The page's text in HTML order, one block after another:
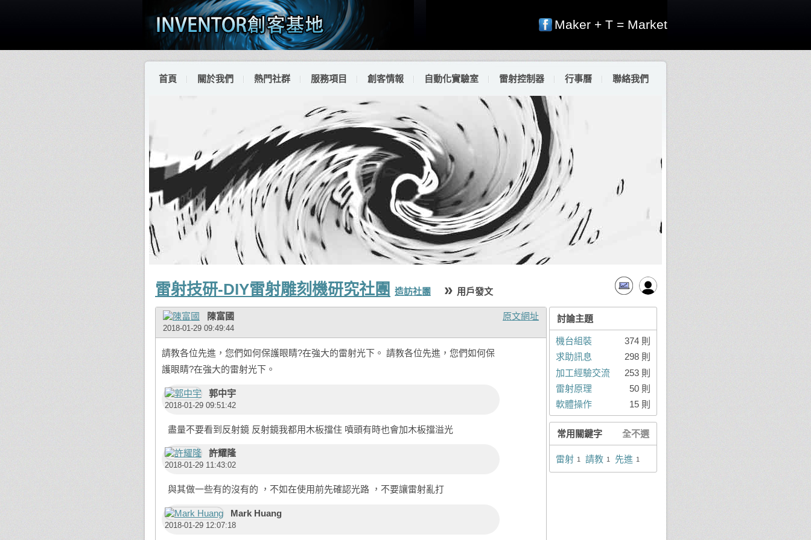
Maker + T = Market
首頁 關於我們 熱門社群 服務項目 創客情報 自動化實驗室 雷射控制器 行事曆 聯絡我們
雷射技研-DIY雷射雕刻機研究社團 造訪社團 » 用戶發文
原文網址
陳富國
2018-01-29 09:49:44
請教各位先進，您們如何保護眼睛?在強大的雷射光下。 請教各位先進，您們如何保
護眼睛?在強大的雷射光下。
郭中宇
2018-01-29 09:51:42
盡量不要看到反射鏡 反射鏡我都用木板擋住 噴頭有時也會加木板擋溢光
許耀隆
2018-01-29 11:43:02
與其做一些有的沒有的 ，不如在使用前先確認光路 ，不要讓雷射亂打
Mark Huang
2018-01-29 12:07:18
討論主題
374 則
機台組裝
298 則
求助訊息
253 則
加工經驗交流
50 則
雷射原理
15 則
軟體操作
全不選
常用關鍵字
1
雷射 1
請教 1
先進